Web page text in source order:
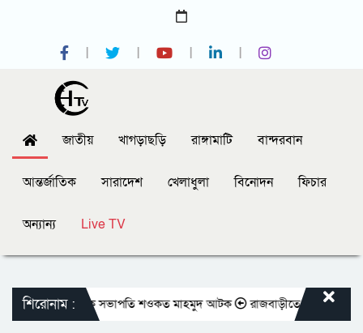
জাতীয় খাগড়াছড়ি রাঙ্গামাটি বান্দরবান
আন্তর্জাতিক সারাদেশ খেলাধুলা বিনোদন ফিচার
অন্যান্য Live TV
শিরোনাম :সাবেক সভাপতি শওকত মাহমুদ আটক রাজবাড়ীতে বীর